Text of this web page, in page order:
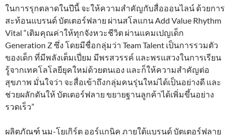
ในการรุกตลาดในปีนี้ จะให้ความสำคัญกับสื่อออนไลน์ ด้วยการ
สะท้อนแบรนด์ บัตเตอร์ฟลาย ผ่านสโลแกน Add Value Rhythm
Vital “เติมคุณค่าให้ทุกจังหวะชีวิต ผ่านแคมเปญเด็ก
Generation Z ซึ่ง โดยมีชื่อกลุ่มว่า Team Talent เป็นการรวมตัว
ของเด็ก ที่มีพลังเต็มเปี่ยม มีพรสวรรค์ และพรแสวงในการเรียน
รู้จากเทคโลโลยียุคใหม่ด้วยตนเอง และก็ให้ความสำคัญต่อ
สุขภาพ มั่นใจว่า จะสื่อเข้าถึงกลุ่มคนรุ่นใหม่ได้เป็นอย่างดี และ
ช่วยผลักดันให้ บัตเตอร์ฟลาย ขยายฐานลูกค้าได้เพิ่มขึ้นอย่าง
รวดเร็ว”
ผลิตภัณฑ์ นม-โยเกิร์ต ออร์แกนิค ภายใต้แบรนด์ บัตเตอร์ฟลาย